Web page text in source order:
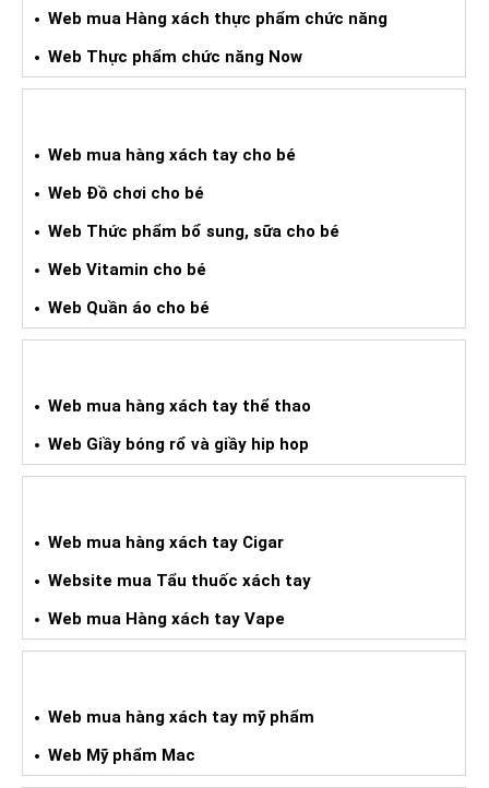
Web mua Hàng xách thực phẩm chức năng
Web Thực phẩm chức năng Now
Web mua hàng xách tay cho bé
Web Đồ chơi cho bé
Web Thức phẩm bổ sung, sữa cho bé
Web Vitamin cho bé
Web Quần áo cho bé
Web mua hàng xách tay thể thao
Web Giầy bóng rổ và giầy hip hop
Web mua hàng xách tay Cigar
Website mua Tẩu thuốc xách tay
Web mua Hàng xách tay Vape
Web mua hàng xách tay mỹ phẩm
Web Mỹ phẩm Mac